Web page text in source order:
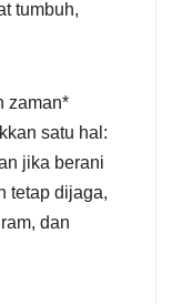
tumbuh,
zaman*
satu hal:
jika berani
tetap dijaga,
dan